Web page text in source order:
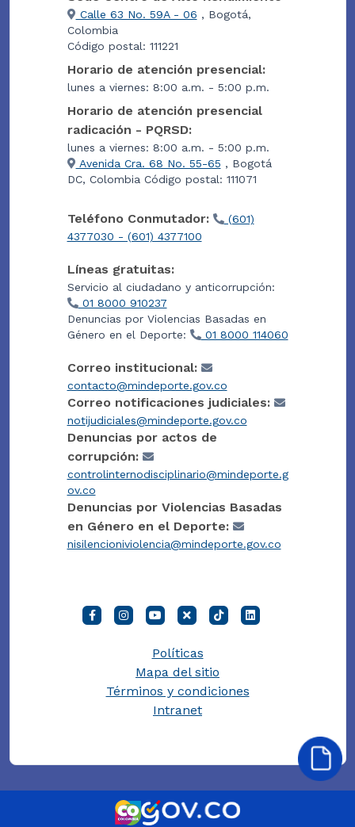
Calle 63 No. 59A - 06 , Bogotá,
Colombia
Código postal: 111221
Horario de atención presencial:
lunes a viernes: 8:00 a.m. - 5:00 p.m.
Horario de atención presencial
radicación - PQRSD:
lunes a viernes: 8:00 a.m. - 5:00 p.m.
Avenida Cra. 68 No. 55-65 , Bogotá
DC, Colombia Código postal: 111071
Teléfono Conmutador:
(601)
4377030 - (601) 4377100
Líneas gratuitas:
Servicio al ciudadano y anticorrupción:
01 8000 910237
Denuncias por Violencias Basadas en
Género en el Deporte:
01 8000 114060
Correo institucional:
contacto@mindeporte.gov.co
Correo notificaciones judiciales:
notijudiciales@mindeporte.gov.co
Denuncias por actos de
corrupción:
controlinternodisciplinario@mindeporte.g
ov.co
Denuncias por Violencias Basadas
en Género en el Deporte:
nisilencioniviolencia@mindeporte.gov.co
Políticas
Mapa del sitio
Términos y condiciones
Intranet